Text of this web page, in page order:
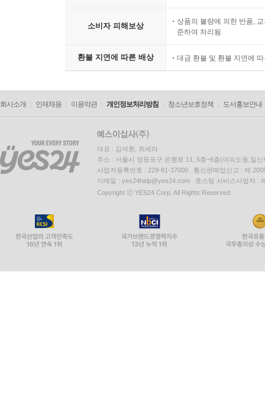
소비자 피해보상
상품의 불량에 의한 반품,
준하여 처리됨
환불 지연에 따른 배상 대금 환불 및 환불 지연에
회사소개 인재채용 이용약관 개인정보처리방침 청소년보호정책 도서홍보안내
대표 : 김석환, 최세라
주소 : 서울시 영등포구 은행로 11, 5층~6층(여의도동,일신
사업자등록번호 : 229-81-37000 통신판매업신고 : 제
이메일 : yes24help@yes24.com 호스팅 서비스사업자 :
Copyright ⓒ YES24 Corp. All Rights Reserved.